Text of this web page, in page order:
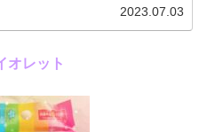
2023.07.03
オレット